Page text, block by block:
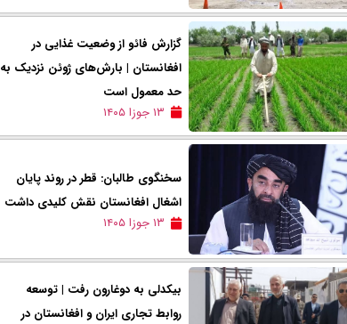
گزارش فائو از وضعیت غذایی در
افغانستان | بارش‌های ژوئن نزدیک به
حد معمول است
۱۳ جوزا ۱۴۰۵
سخنگوی طالبان: قطر در روند پایان
اشغال افغانستان نقش کلیدی داشت
۱۳ جوزا ۱۴۰۵
بیکدلی به دوغارون رفت | توسعه
روابط تجاری ایران و افغانستان در